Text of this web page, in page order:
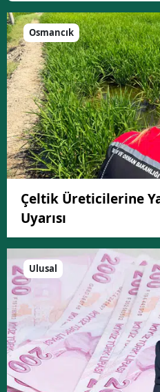
Osmancık
Çeltik Üreticilerine
Uyarısı
Ulusal